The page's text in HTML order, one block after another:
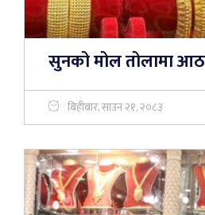
सुनको मोल तोलामा आठ
बिहीबार, साउन २१, २०८३